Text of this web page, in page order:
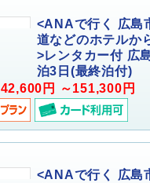
<ANAで行く 広島
道などのホテルか
>レンタカー付 広
泊3日(最終泊付)
42,600円 ～151,300円
<ANAで行く 広島